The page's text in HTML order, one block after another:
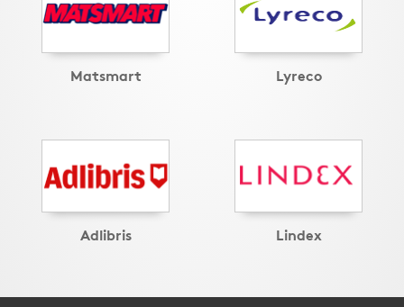
Matsmart Lyreco
Adlibris Lindex